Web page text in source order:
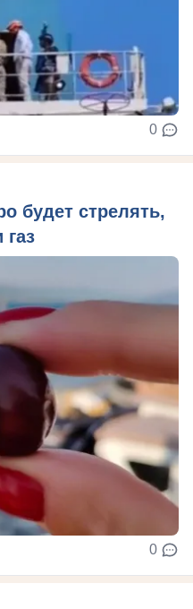
0
будет стрелять,
газ
0